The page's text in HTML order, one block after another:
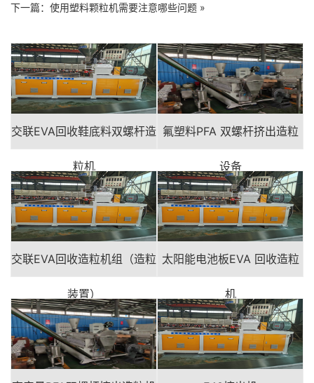
下一篇： 使用塑料颗粒机需要注意哪些问题 »
交联EVA回收鞋底料双螺杆造
粒机
氟塑料PFA 双螺杆挤出造粒
设备
交联EVA回收造粒机组（造粒
装置）
太阳能电池板EVA 回收造粒
机